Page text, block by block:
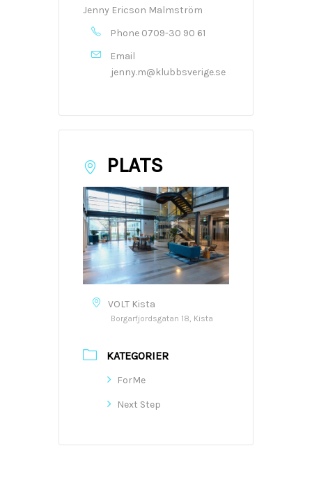
Jenny Ericson Malmström
Phone 0709-30 90 61
Email
jenny.m@klubbsverige.se
PLATS
VOLT Kista
Borgarfjordsgatan 18, Kista
KATEGORIER
ForMe
Next Step